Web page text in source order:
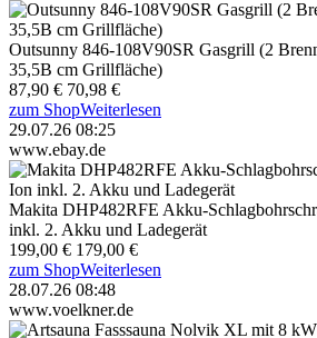
Outsunny 846-108V90SR Gasgrill (2
35,5B cm Grillfläche)
87,90 € 70,98 €
zum ShopWeiterlesen
29.07.26 08:25
www.ebay.de
Makita DHP482RFE Akku-
inkl. 2. Akku und Ladegerät
199,00 € 179,00 €
zum ShopWeiterlesen
28.07.26 08:48
www.voelkner.de